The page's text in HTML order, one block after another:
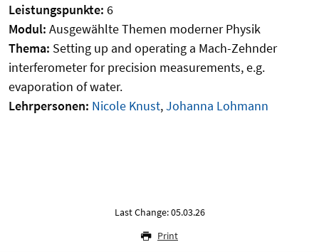
Leistungspunkte: 6
Modul: Ausgewählte Themen moderner Physik
Thema: Setting up and operating a Mach-Zehnder
interferometer for precision measurements, e.g.
evaporation of water.
Lehrpersonen: Nicole Knust,Johanna Lohmann
Last Change: 05.03.26
Print